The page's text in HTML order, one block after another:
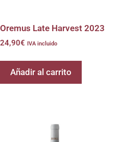
Oremus Late Harvest 2023
24,90€ IVA incluido
Añadir al carrito